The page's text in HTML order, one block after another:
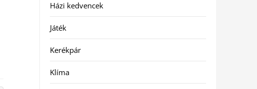
Házi kedvencek
Játék
Kerékpár
Klíma